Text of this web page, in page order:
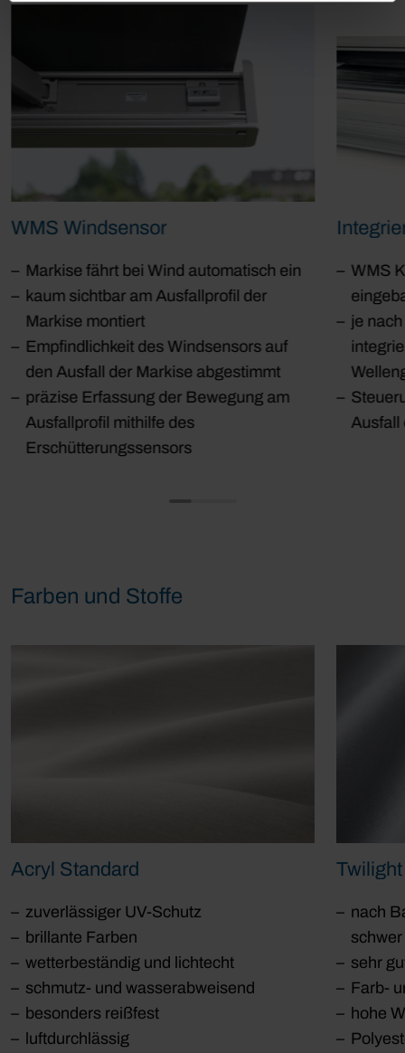
WMS Windsensor
Markise fährt bei Wind automatisch ein
kaum sichtbar am Ausfallprofil der
Markise montiert
Empfindlichkeit des Windsensors auf
den Ausfall der Markise abgestimmt
präzise Erfassung der Bewegung am
Ausfallprofil mithilfe des
Erschütterungssensors
WMS
je
Ausfall
Farben und Stoffe
Acryl Standard
zuverlässiger UV-Schutz
brillante Farben
wetterbeständig und lichtecht
schmutz- und wasserabweisend
besonders reißfest
luftdurchlässig
nach
sehr
Farb-
hohe